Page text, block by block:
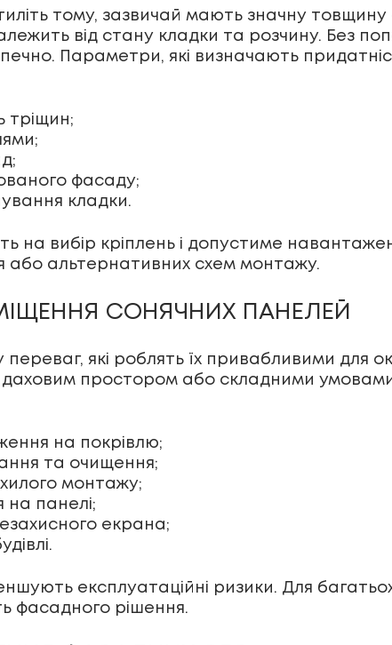
тому, зазвичай мають значну
від стану кладки та розчину. Без
Параметри, які визначають
тріщин;
фасаду;
кладки.
на вибір кріплень і допустиме
або альтернативних схем монтажу.
СОНЯЧНИХ ПАНЕЛЕЙ
переваг, які роблять їх привабливими для
даховим простором або складними
на покрівлю;
та очищення;
монтажу;
на панелі;
екрана;
експлуатаційні ризики. Для
фасадного рішення.